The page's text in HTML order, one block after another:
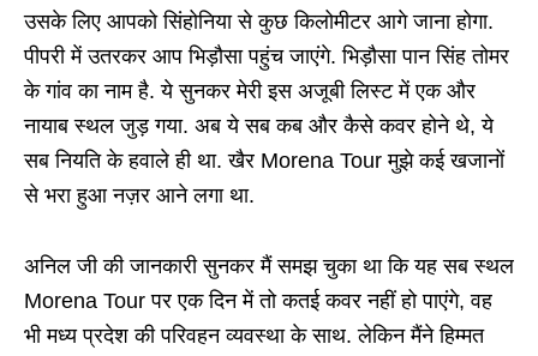
उसके लिए आपको सिंहोनिया से कुछ किलोमीटर आगे जाना होगा.
पीपरी में उतरकर आप भिड़ौसा पहुंच जाएंगे. भिड़ौसा पान सिंह तोमर
के गांव का नाम है. ये सुनकर मेरी इस अजूबी लिस्ट में एक और
नायाब स्थल जुड़ गया. अब ये सब कब और कैसे कवर होने थे, ये
सब नियति के हवाले ही था. खैर Morena Tour मुझे कई खजानों
से भरा हुआ नज़र आने लगा था.
अनिल जी की जानकारी सुनकर मैं समझ चुका था कि यह सब स्थल
Morena Tour पर एक दिन में तो कतई कवर नहीं हो पाएंगे, वह
भी मध्य प्रदेश की परिवहन व्यवस्था के साथ. लेकिन मैंने हिम्मत